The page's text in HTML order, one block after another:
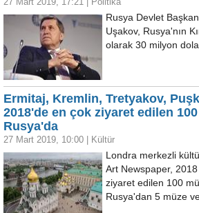
Rusya Devlet Başkan
Uşakov, Rusya'nın
olarak 30 milyon
Ermitaj, Kremlin, Tretyakov,
2018'de en çok ziyaret edilen
Rusya'da
27 Mart 2019, 10:00 Kültür
Londra merkezli
Art Newspaper,
ziyaret edilen 100
Rusya'dan 5 müze